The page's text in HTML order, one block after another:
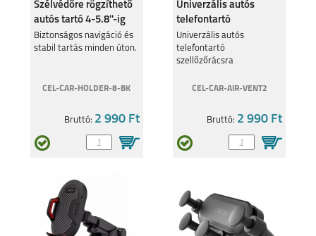
Szélvédőre rögzíthető
autós tartó 4-5.8''-ig
Biztonságos navigáció és
stabil tartás minden úton.
CEL-CAR-HOLDER-8-BK
Bruttó: 2 990 Ft
Univerzális autós
telefontartó
szellőzőrácsra
Univerzális autós
telefontartó
szellőzőrácsra
CEL-CAR-AIR-VENT2
Bruttó: 2 990 Ft